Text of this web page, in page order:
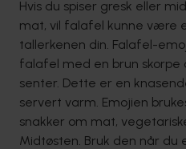
Hvis du spiser gresk eller
mat, vil falafel kunne være
tallerkenen din. Falafel-
falafel med en brun skorpe
senter. Dette er en
servert varm. Emojien
snakker om mat,
Midtøsten. Bruk den når du